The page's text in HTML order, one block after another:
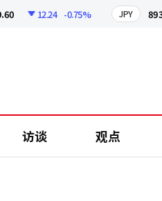
12.24 -0.75% JPY 893.38
访谈 观点